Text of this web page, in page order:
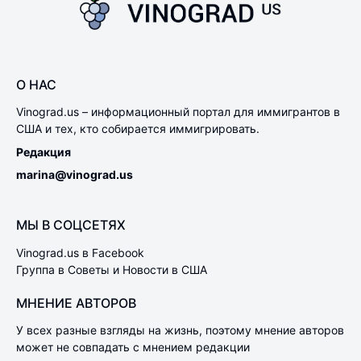
О НАС
Vinograd.us – информационный портал для иммигрантов в
США и тех, кто собирается иммигрировать.
Редакция
marina@vinograd.us
МЫ В СОЦСЕТЯХ
Vinograd.us в Facebook
Группа в Советы и Новости в США
МНЕНИЕ АВТОРОВ
У всех разные взгляды на жизнь, поэтому мнение авторов
может не совпадать с мнением редакции